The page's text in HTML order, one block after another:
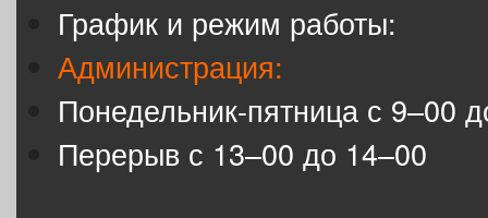
График и режим работы:
Администрация:
Понедельник-пятница с 9–00
Перерыв с 13–00 до 14–00